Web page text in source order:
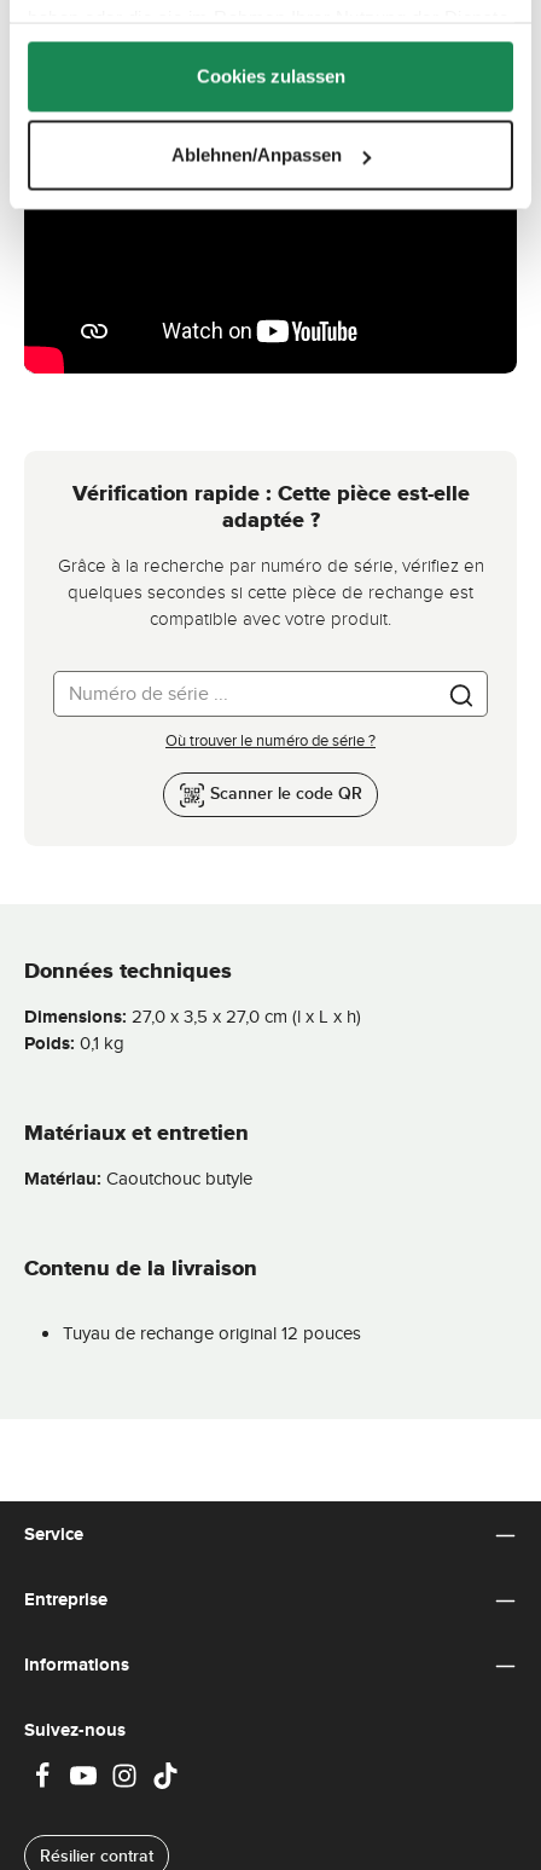
gesammelt haben.
Cookies zulassen
Ablehnen/Anpassen
Vérification rapide : Cette pièce est-elle
adaptée ?
Grâce à la recherche par numéro de série, vérifiez en
quelques secondes si cette pièce de rechange est
compatible avec votre produit.
Où trouver le numéro de série ?
Scanner le code QR
Données techniques
Dimensions: 27,0 x 3,5 x 27,0 cm (l x L x h)
Poids: 0,1 kg
Matériaux et entretien
Matériau: Caoutchouc butyle
Contenu de la livraison
Tuyau de rechange original 12 pouces
Service
Entreprise
Informations
Suivez-nous
Résilier contrat